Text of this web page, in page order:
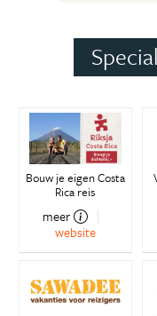
Bouw je eigen Costa
Rica reis
meer
website